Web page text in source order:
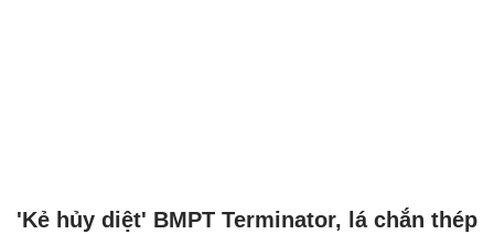
'Kẻ hủy diệt' BMPT Terminator, lá chắn thép